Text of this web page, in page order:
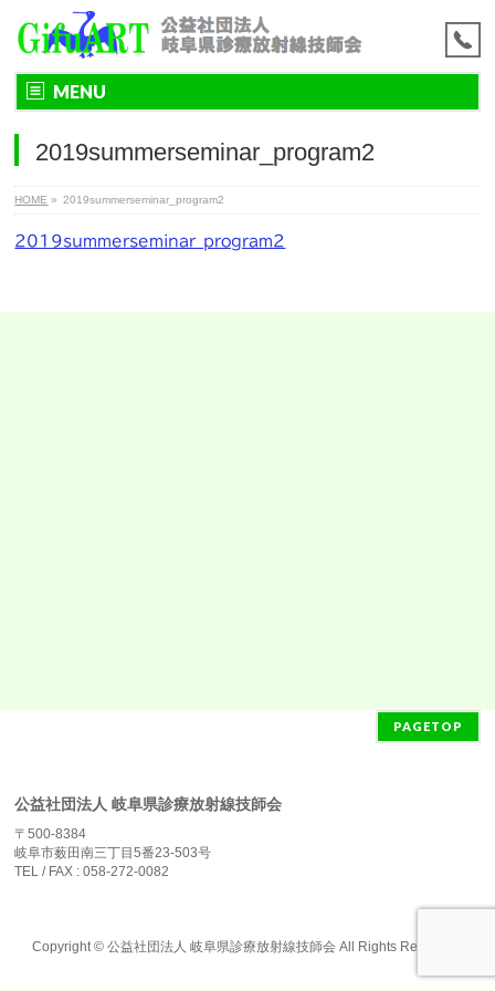
MENU
2019summerseminar_program2
HOME » 2019summerseminar_program2
2019summerseminar_program2
PAGETOP
公益社団法人 岐阜県診療放射線技師会
〒500-8384
岐阜市薮田南三丁目5番23-503号
TEL / FAX : 058-272-0082
Copyright ©公益社団法人 岐阜県診療放射線技師会 All Rights Reserved.